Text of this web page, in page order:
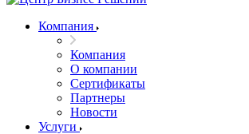
Компания
Компания
О компании
Сертификаты
Партнеры
Новости
Услуги